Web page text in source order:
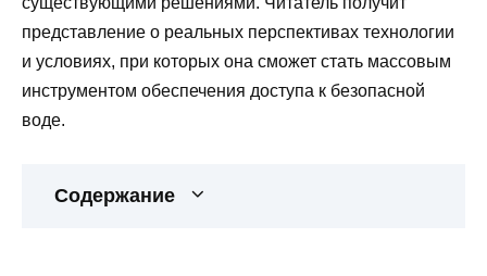
представление о реальных перспективах технологии
и условиях, при которых она сможет стать массовым
инструментом обеспечения доступа к безопасной
воде.
Содержание